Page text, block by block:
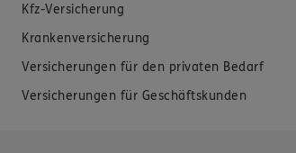
Kfz-Versicherung
Krankenversicherung
Versicherungen für den privaten Bedarf
Versicherungen für Geschäftskunden